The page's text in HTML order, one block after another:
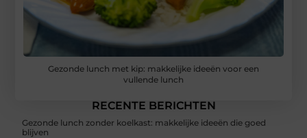
Gezonde lunch met kip: makkelijke ideeën voor een
vullende lunch
RECENTE BERICHTEN
Gezonde lunch zonder koelkast: makkelijke ideeën die goed
blijven